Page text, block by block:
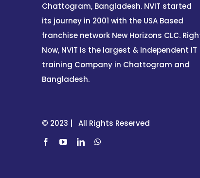
Chattogram, Bangladesh. NVIT started
its journey in 2001 with the USA Based
franchise network New Horizons CLC.
Now, NVIT is the largest & Independent IT
training Company in Chattogram and
Bangladesh.
© 2023 | All Rights Reserved